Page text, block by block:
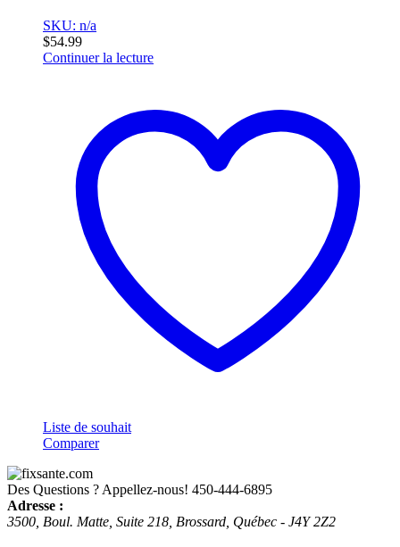
SKU: n/a
$54.99
Continuer la lecture
Liste de souhait
Comparer
Des Questions ? Appellez-nous! 450-444-6895
Adresse :
3500, Boul. Matte, Suite 218, Brossard, Québec - J4Y 2Z2